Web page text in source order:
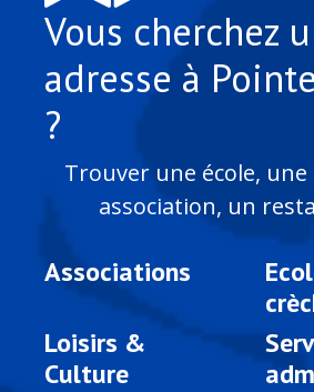
Vous cherchez
adresse à
?
Trouver une école, une
association, un
Associations
Loisirs &
Culture